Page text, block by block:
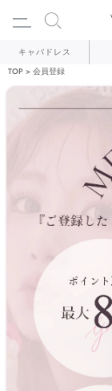
キャバドレス
TOP 会員登録